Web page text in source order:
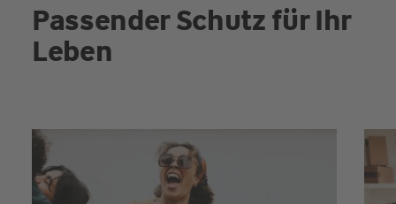
Passender Schutz für Ihr
Leben